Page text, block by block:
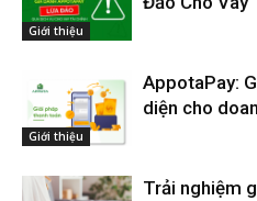
Giới thiệu
Giới thiệu
AppotaPay:
diện cho
Trải nghiệm